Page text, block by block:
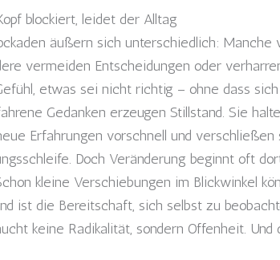
blockiert, leidet der Alltag
äußern sich unterschiedlich: Manche
vermeiden Entscheidungen oder
etwas sei nicht richtig – ohne dass
Gedanken erzeugen Stillstand. Sie
Erfahrungen vorschnell und
Doch Veränderung beginnt oft
kleine Verschiebungen im Blickwinkel
ist die Bereitschaft, sich selbst zu
keine Radikalität, sondern Offenheit.